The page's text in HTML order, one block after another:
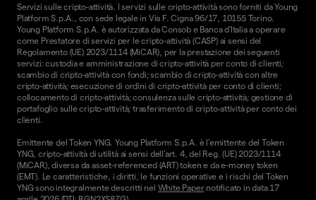
Servizi sulle cripto-attività. I servizi sulle cripto-attività sono forniti da Young
Platform S.p.A., con sede legale in Via F. Cigna 96/17, 10155 Torino.
Young Platform S.p.A. è autorizzata da Consob e Banca d'Italia a operare
come Prestatore di servizi per le cripto-attività (CASP) ai sensi del
Regolamento (UE) 2023/1114 (MiCAR), per la prestazione dei seguenti
servizi: custodia e amministrazione di cripto-attività per conto di clienti;
scambio di cripto-attività con fondi; scambio di cripto-attività con altre
cripto-attività; esecuzione di ordini di cripto-attività per conto di clienti;
collocamento di cripto-attività; consulenza sulle cripto-attività; gestione di
portafoglio sulle cripto-attività; trasferimento di cripto-attività per conto dei
clienti.
Emittente del Token YNG. Young Platform S.p.A. è l'emittente del Token
YNG, cripto-attività di utilità ai sensi dell'art. 4, del Reg. (UE) 2023/1114
(MiCAR), diversa da asset-referenced (ART) token e da e-money token
(EMT). Le caratteristiche, i diritti, le funzioni operative e i rischi del Token
YNG sono integralmente descritti nel White Papernotificato in data 17